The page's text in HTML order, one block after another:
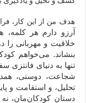
هدف من از این کار،
آرزو دارم هر کلمه،
خلاقیت و مهربانی
بنشاند. می‌خواهم
تنها به دنیای فانتزی
شجاعت، دوستی،
تحلیل، و استقامت و
دستان کودکان‌مان، نه